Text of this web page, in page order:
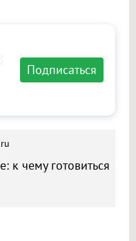
Подписаться
к чему готовиться